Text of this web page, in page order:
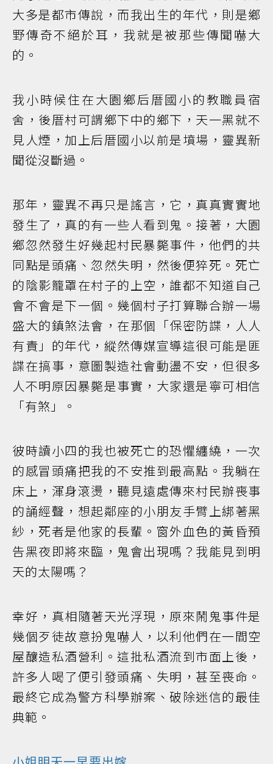
大多是都市傳說，而我出生的年代，則是鄉
野傳奇不絕於耳，我就是被那些傳聞嚇大
的。
我小時候住在大園鄉后厝國小的教職員宿
舍，後厝村可謂鄉下中的鄉下，天一黑就不
見人煙，加上后厝國小以前是墳場，靈異新
聞從沒斷過。
那年，靈異不再只是謠言，它，真真實實地
發生了，真的有一些人看到鬼。接著，大園
鄉忽然發生好幾起村民暴斃事件，他們的共
同點是頭痛、忽然失明，然後便猝死。死亡
的陰影籠罩在村子的上空，誰都不知道自己
會不會是下一個。幾個村子打算聯合辦一場
盛大的鎮煞法會，在那個「保密防諜，人人
有責」的年代，縱然傳媒宣導這很可能是匪
諜在搞事，意圖製造社會動盪不安，但很多
人不明原因暴斃是事實，大家還是寧可相信
「有煞」。
彼時讀小四的我也被死亡的恐懼纏繞，一次
的感冒頭痛把我的不安推到最高點。我躺在
床上，渾身滾燙，聽見遠處傳來村民辦喪事
的誦經聲，想起鄰座的小朋友手臂上綁著黑
紗，死者是他家的長輩。窗外血色的黃昏預
告黑夜即將來臨，鬼會出現嗎？我能見到明
天的太陽嗎？
幸好，真相隨著天光浮現，原來鬧鬼事件是
幾個歹徒故意扮鬼嚇人，以利他們在一間空
屋釀造私酒營利。這批私酒流到市面上後，
許多人喝了便引發頭痛、失明，甚至喪命。
最終它成為警方科學辦案、破除迷信的最佳
典範。